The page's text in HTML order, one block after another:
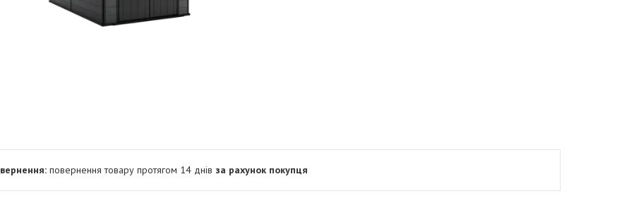
повернення товару протягом 14 днів за рахунок покупця